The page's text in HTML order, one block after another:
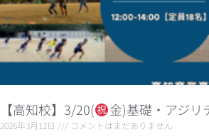
【高知校】3/20( 金)基礎・アジリ
2026年3月12日 コメントはまだありません